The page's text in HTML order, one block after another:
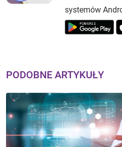
systemów
PODOBNE ARTYKUŁY